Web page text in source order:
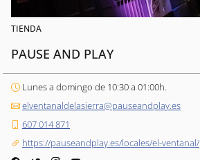
TIENDA
PAUSE AND PLAY
Lunes a domingo de 10:30 a 01:00h.
elventanaldelasierra@pauseandplay.es
607 014 871
https://pauseandplay.es/locales/el-ventanal/